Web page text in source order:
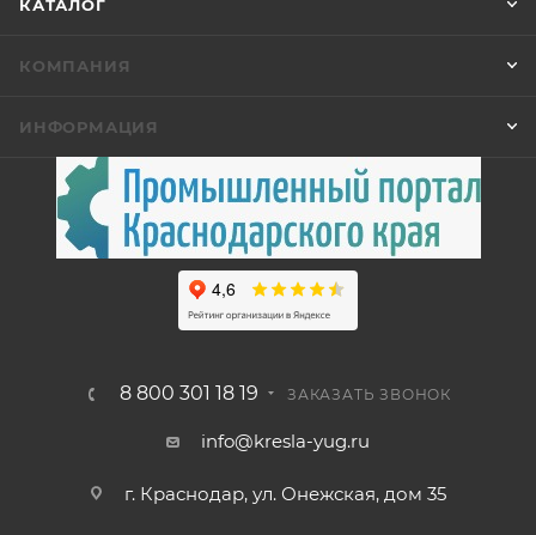
КАТАЛОГ
КОМПАНИЯ
ИНФОРМАЦИЯ
8 800 301 18 19 ЗАКАЗАТЬ ЗВОНОК
info@kresla-yug.ru
г. Краснодар, ул. Онежская, дом 35